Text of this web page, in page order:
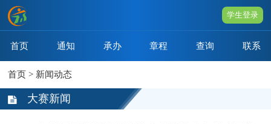
学生登录
首页 通知 承办 章程 查询 联系
首页 > 新闻动态
大赛新闻